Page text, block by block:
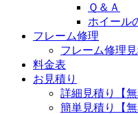
Ｑ＆Ａ
ホイール
フレーム修理
フレーム修理見
料金表
お見積り
詳細見積り【無
簡単見積り【無